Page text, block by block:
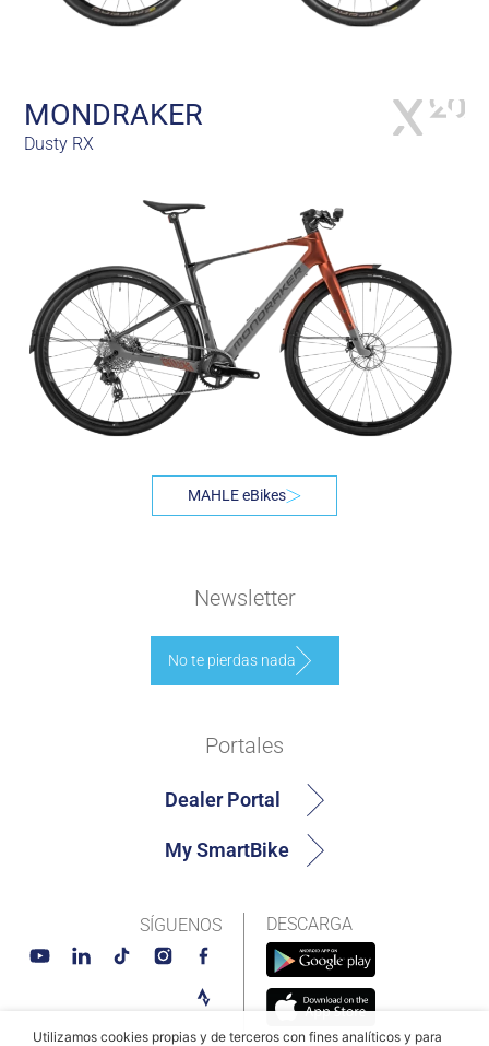
MONDRAKER
Dusty RX
MAHLE eBikes
Newsletter
No te pierdas nada
DESCARGA
Portales
Dealer Portal
My SmartBike
SÍGUENOS
Utilizamos cookies propias y de terceros con fines analíticos y para